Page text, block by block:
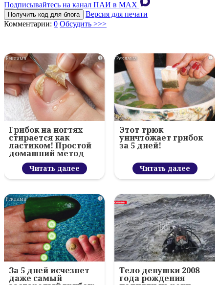
Подписывайтесь на канал ПАИ в MAХ
Получить код для блога
Версия для печати
Комментарии: 0 Обсудить >>>
i
Грибок на ногтях
стирается как
ластиком! Простой
домашний метод
Читать далее
i
Этот трюк
уничтожает грибок
за 5 дней!
Читать далее
i
За 5 дней исчезнет
даже самый
Тело девушки 2008
года рождения